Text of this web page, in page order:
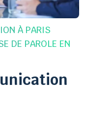
À PARIS
DE PAROLE EN